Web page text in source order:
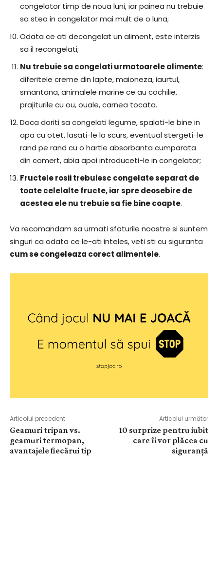
congelator timp de noua luni, iar painea nu trebuie
sa stea in congelator mai mult de o luna;
Odata ce ati decongelat un aliment, este interzis
sa il recongelati;
Nu trebuie sa congelati urmatoarele alimente:
diferitele creme din lapte, maioneza, iaurtul,
smantana, animalele marine ce au cochilie,
prajiturile cu ou, ouale, carnea tocata.
Daca doriti sa congelati legume, spalati-le bine in
apa cu otet, lasati-le la scurs, eventual stergeti-le
rand pe rand cu o hartie absorbanta cumparata
din comert, abia apoi introduceti-le in congelator;
Fructele rosii trebuiesc congelate separat de
toate celelalte fructe, iar spre deosebire de
acestea ele nu trebuie sa fie bine coapte.
Va recomandam sa urmati sfaturile noastre si suntem
singuri ca odata ce le-ati inteles, veti sti cu siguranta
cum se congeleaza corect alimentele.
Articolul precedent
Geamuri tripan vs.
geamuri termopan,
avantajele fiecărui tip
Articolul următor
10 surprize pentru iubit
care îi vor plăcea cu
siguranță